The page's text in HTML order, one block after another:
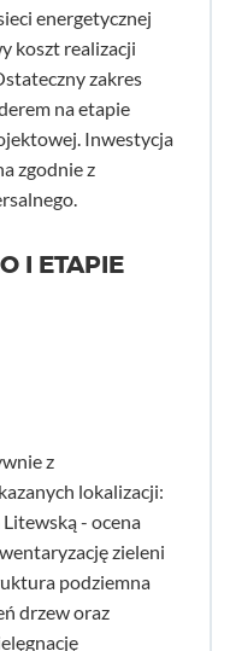
energetycznej
koszt realizacji
zakres
na etapie
Inwestycja
zgodnie z
I ETAPIE
z
lokalizacji:
- ocena
zieleni
podziemna
drzew oraz